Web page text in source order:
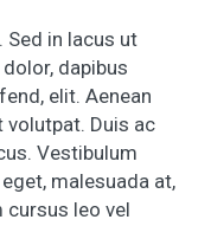
Sed in lacus ut
dapibus
elit. Aenean
volutpat. Duis ac
Vestibulum
malesuada at,
cursus leo vel